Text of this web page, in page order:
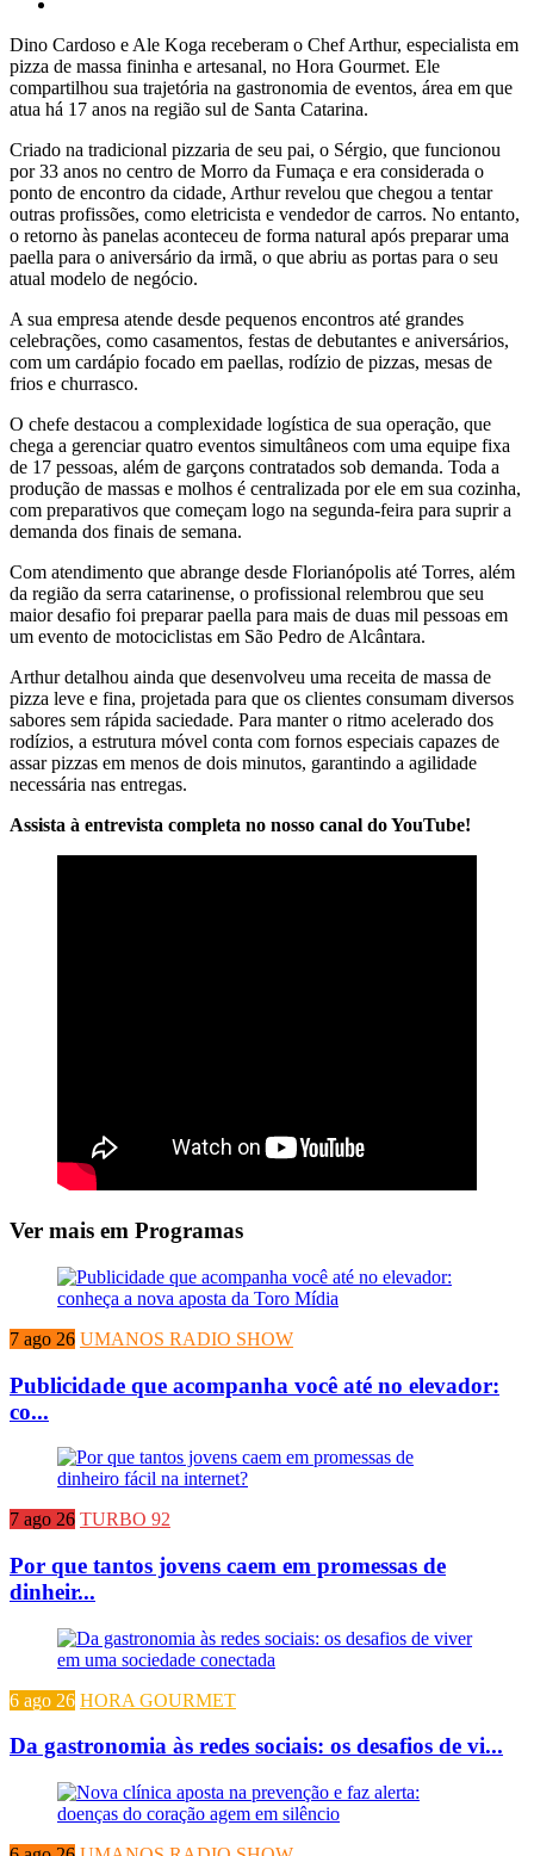
Dino Cardoso e Ale Koga receberam o Chef Arthur, especialista em
pizza de massa fininha e artesanal, no Hora Gourmet. Ele
compartilhou sua trajetória na gastronomia de eventos, área em que
atua há 17 anos na região sul de Santa Catarina.
Criado na tradicional pizzaria de seu pai, o Sérgio, que funcionou
por 33 anos no centro de Morro da Fumaça e era considerada o
ponto de encontro da cidade, Arthur revelou que chegou a tentar
outras profissões, como eletricista e vendedor de carros. No entanto,
o retorno às panelas aconteceu de forma natural após preparar uma
paella para o aniversário da irmã, o que abriu as portas para o seu
atual modelo de negócio.
A sua empresa atende desde pequenos encontros até grandes
celebrações, como casamentos, festas de debutantes e aniversários,
com um cardápio focado em paellas, rodízio de pizzas, mesas de
frios e churrasco.
O chefe destacou a complexidade logística de sua operação, que
chega a gerenciar quatro eventos simultâneos com uma equipe fixa
de 17 pessoas, além de garçons contratados sob demanda. Toda a
produção de massas e molhos é centralizada por ele em sua cozinha,
com preparativos que começam logo na segunda-feira para suprir a
demanda dos finais de semana.
Com atendimento que abrange desde Florianópolis até Torres, além
da região da serra catarinense, o profissional relembrou que seu
maior desafio foi preparar paella para mais de duas mil pessoas em
um evento de motociclistas em São Pedro de Alcântara.
Arthur detalhou ainda que desenvolveu uma receita de massa de
pizza leve e fina, projetada para que os clientes consumam diversos
sabores sem rápida saciedade. Para manter o ritmo acelerado dos
rodízios, a estrutura móvel conta com fornos especiais capazes de
assar pizzas em menos de dois minutos, garantindo a agilidade
necessária nas entregas.
Assista à entrevista completa no nosso canal do YouTube!
Ver mais em Programas
7 ago 26 UMANOS RADIO SHOW
Publicidade que acompanha você até no elevador:
co...
7 ago 26 TURBO 92
Por que tantos jovens caem em promessas de
dinheir...
6 ago 26 HORA GOURMET
Da gastronomia às redes sociais: os desafios de vi...